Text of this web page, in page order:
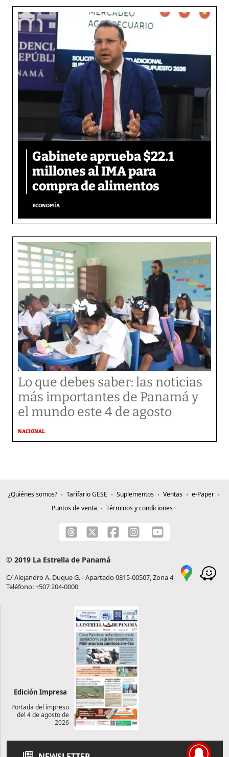
Gabinete aprueba $22.1
millones al IMA para
compra de alimentos
ECONOMÍA
Lo que debes saber: las noticias
más importantes de Panamá y
el mundo este 4 de agosto
NACIONAL
¿Quiénes somos? Tarifario GESE Suplementos Ventas
e-Paper
Puntos de venta
Términos y condiciones
© 2019 La Estrella de Panamá
C/ Alejandro A. Duque G. - Apartado 0815-00507, Zona 4
Teléfono: +507 204-0000
Edición Impresa
Portada del impreso
del 4 de agosto de
2026